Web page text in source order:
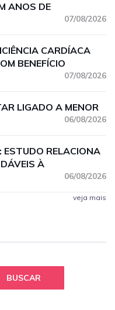
ANOS DE
07/08/2026
CARDÍACA
BENEFÍCIO
07/08/2026
LIGADO A MENOR
06/08/2026
ESTUDO RELACIONA
À
06/08/2026
veja mais
BUSCAR